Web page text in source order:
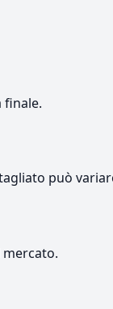
finale.
può
mercato.